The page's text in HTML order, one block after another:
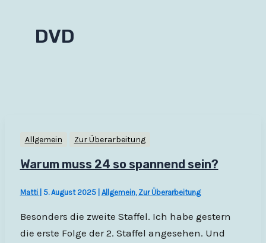
DVD
Allgemein Zur Überarbeitung
Warum muss 24 so spannend sein?
Matti 5. August 2025 Allgemein, Zur Überarbeitung
Besonders die zweite Staffel. Ich habe gestern
die erste Folge der 2. Staffel angesehen. Und